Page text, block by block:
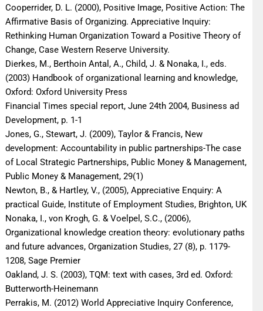
Cooperrider, D. L. (2000), Positive Image, Positive Action: The
Affirmative Basis of Organizing. Appreciative Inquiry:
Rethinking Human Organization Toward a Positive Theory of
Change, Case Western Reserve University.
Dierkes, M., Berthoin Antal, A., Child, J. & Nonaka, I., eds.
(2003) Handbook of organizational learning and knowledge,
Oxford: Oxford University Press
Financial Times special report, June 24th 2004, Business ad
Development, p. 1-1
Jones, G., Stewart, J. (2009), Taylor & Francis, New
development: Accountability in public partnerships-The case
of Local Strategic Partnerships, Public Money & Management,
Public Money & Management, 29(1)
Newton, B., & Hartley, V., (2005), Appreciative Enquiry: A
practical Guide, Institute of Employment Studies, Brighton, UK
Nonaka, I., von Krogh, G. & Voelpel, S.C., (2006),
Organizational knowledge creation theory: evolutionary paths
and future advances, Organization Studies, 27 (8), p. 1179-
1208, Sage Premier
Oakland, J. S. (2003), TQM: text with cases, 3rd ed. Oxford:
Butterworth-Heinemann
Perrakis, M. (2012) World Appreciative Inquiry Conference,